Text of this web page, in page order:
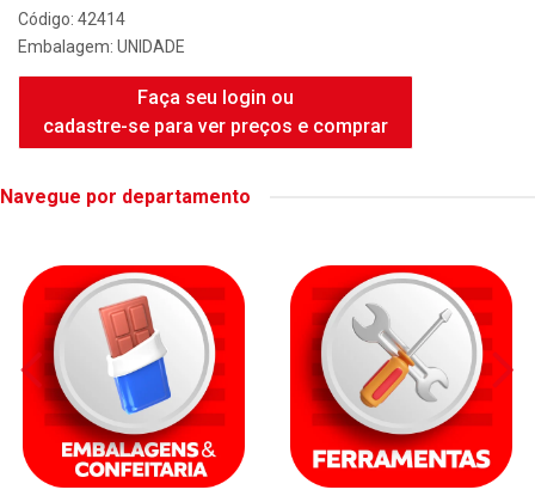
FAME DUCHA INTENSE WHITE
6500W
Embalagem: UNIDADE
Faça seu login ou
cadastre-se para ver preços e comprar
Navegue por departamento